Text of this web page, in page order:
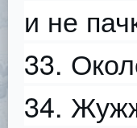
и не
33.
34.